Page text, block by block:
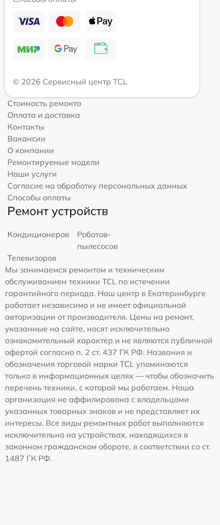
© 2026 Сервисный центр TCL
Стоимость ремонта
Оплата и доставка
Контакты
Вакансии
О компании
Ремонтируемые модели
Наши услуги
Согласие на обработку персональных данных
Способы оплаты
Ремонт устройств
Кондиционеров
Роботов-
пылесосов
Телевизоров
Мы занимаемся ремонтом и техническим
обслуживанием техники TCL по истечении
гарантийного периода. Наш центр в Екатеринбурге
работает независимо и не имеет официальной
авторизации от производителя. Цены на ремонт,
указанные на сайте, носят исключительно
ознакомительный характер и не являются публичной
офертой согласно п. 2 ст. 437 ГК РФ. Названия и
обозначения торговой марки TCL упоминаются
только в информационных целях — чтобы обозначить
перечень техники, с которой мы работаем. Наша
организация не аффилирована с владельцами
указанных товарных знаков и не представляет их
интересы. Все виды ремонтных работ выполняются
исключительно на устройствах, находящихся в
законном гражданском обороте, в соответствии со ст.
1487 ГК РФ.